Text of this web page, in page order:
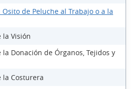
de Peluche al Trabajo o a la
la Visión
Donación de Órganos, Tejidos y
Costurera